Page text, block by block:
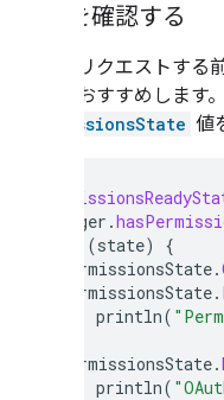
権限を確認する
権限をリクエストす
ことをおすすめします
PermissionsState 値
homeManager .
(state)
{
PermissionsState.
PermissionsState.
println(
PermissionsState.
println(